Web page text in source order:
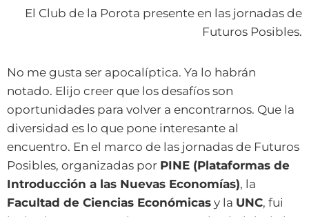
El Club de la Porota presente en las jornadas de
Futuros Posibles.
No me gusta ser apocalíptica. Ya lo habrán
notado. Elijo creer que los desafíos son
oportunidades para volver a encontrarnos. Que la
diversidad es lo que pone interesante al
encuentro. En el marco de las jornadas de Futuros
Posibles, organizadas por PINE (Plataformas de
Introducción a las Nuevas Economías), la
Facultad de Ciencias Económicas y la UNC, fui